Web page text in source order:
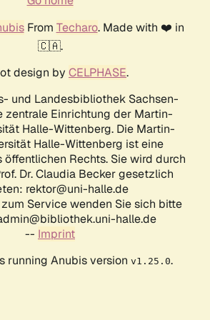
From Techaro. Made with ❤️ in
🇨🇦.
design by CELPHASE.
und Landesbibliothek Sachsen-
zentrale Einrichtung der Martin-
Halle-Wittenberg. Die Martin-
Halle-Wittenberg ist eine
öffentlichen Rechts. Sie wird durch
Dr. Claudia Becker gesetzlich
rektor@uni-halle.de
Service wenden Sie sich bitte
halle.de
-- Imprint
running Anubis version v1.25.0.